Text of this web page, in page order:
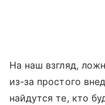
На наш взгляд,
из-за простого
найдутся те, кто